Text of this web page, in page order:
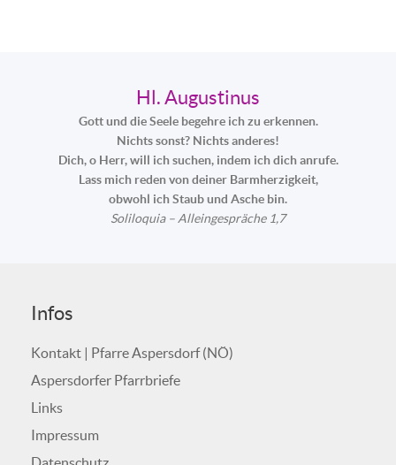
Hl. Augustinus
Gott und die Seele begehre ich zu erkennen.
Nichts sonst? Nichts anderes!
Dich, o Herr, will ich suchen, indem ich dich anrufe.
Lass mich reden von deiner Barmherzigkeit,
obwohl ich Staub und Asche bin.
Soliloquia – Alleingespräche 1,7
Infos
Kontakt | Pfarre Aspersdorf (NÖ)
Aspersdorfer Pfarrbriefe
Links
Impressum